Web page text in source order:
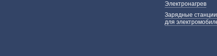
Электронагрев
Зарядные станции
для